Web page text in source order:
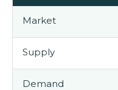
Market
Supply
Demand